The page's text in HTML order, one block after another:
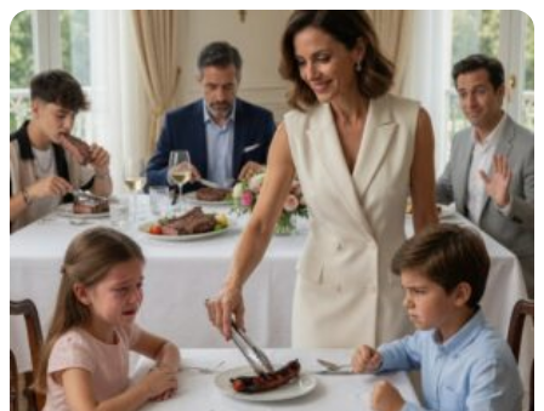
de humillarlo.